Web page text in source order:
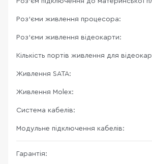
Роз'єми живлення процесора:
Роз'єми живлення відеокарти:
Кількість портів живлення для
Живлення SATA:
Живлення Molex:
Система кабелів:
Модульне підключення кабелів:
Гарантія: